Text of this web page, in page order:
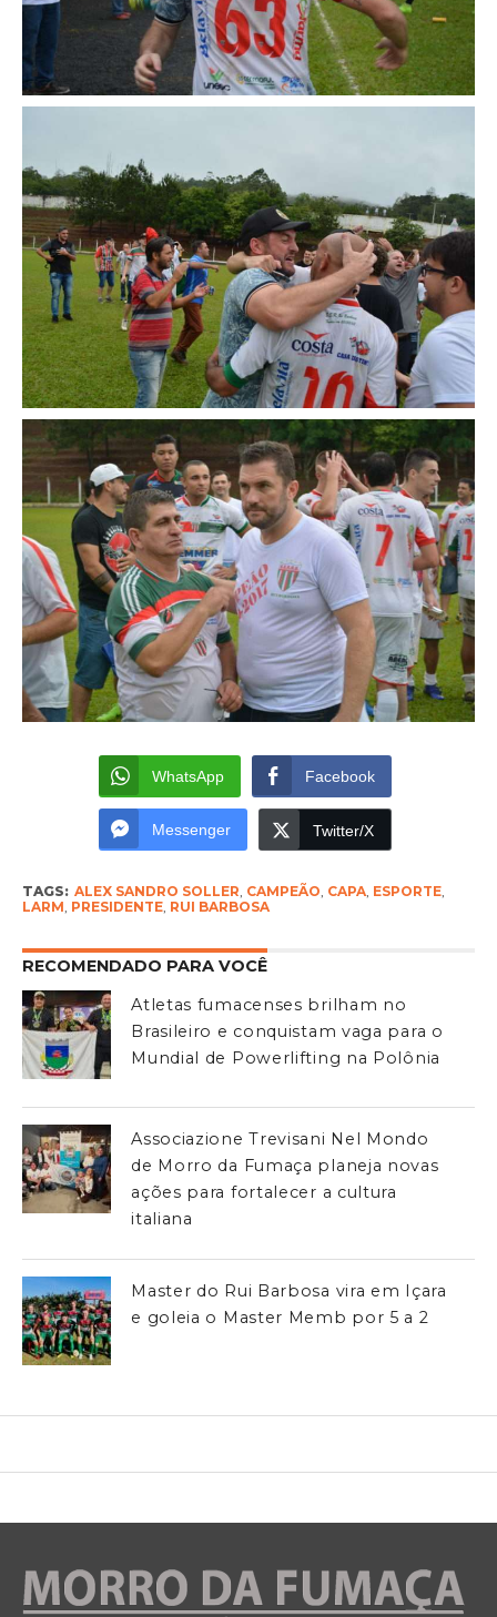
WhatsApp Facebook
Messenger Twitter/X
TAGS: ALEX SANDRO SOLLER CAMPEÃO CAPA, ESPORTE,
LARM PRESIDENTE, RUI BARBOSA
RECOMENDADO PARA VOCÊ
Atletas fumacenses brilham no
Brasileiro e conquistam vaga para o
Mundial de Powerlifting na Polônia
Associazione Trevisani Nel Mondo
de Morro da Fumaça planeja novas
ações para fortalecer a cultura
italiana
Master do Rui Barbosa vira em Içara
e goleia o Master Memb por 5 a 2